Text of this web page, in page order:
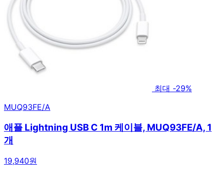
최대 -29%
MUQ93FE/A
애플 Lightning USB C 1m 케이블, MUQ93FE/A, 1
개
19,940원